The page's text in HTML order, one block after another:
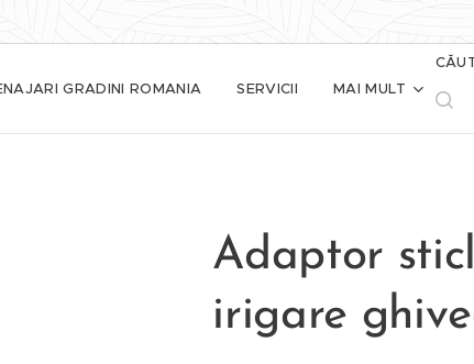
GRADINI ROMANIA SERVICII MAI MULT
Adaptor
irigare